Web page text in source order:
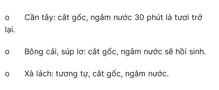
o
Cần tây: cắt gốc, ngâm nước 30 phút là tươi trở
lại.
o Bông cải, súp lơ: cắt gốc, ngâm nước sẽ hồi sinh.
o Xà lách: tương tự, cắt gốc, ngâm nước.